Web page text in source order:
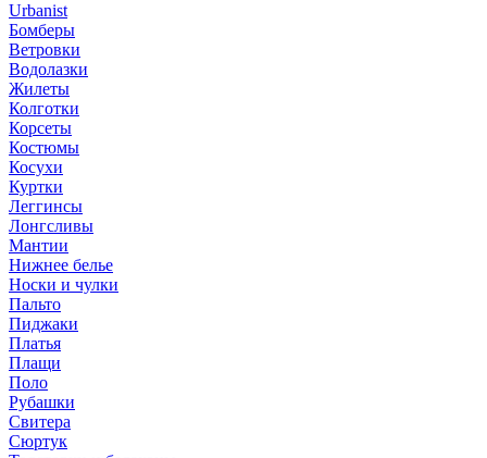
Urbanist
Бомберы
Ветровки
Водолазки
Жилеты
Колготки
Корсеты
Костюмы
Косухи
Куртки
Леггинсы
Лонгсливы
Мантии
Нижнее белье
Носки и чулки
Пальто
Пиджаки
Платья
Плащи
Поло
Рубашки
Свитера
Сюртук